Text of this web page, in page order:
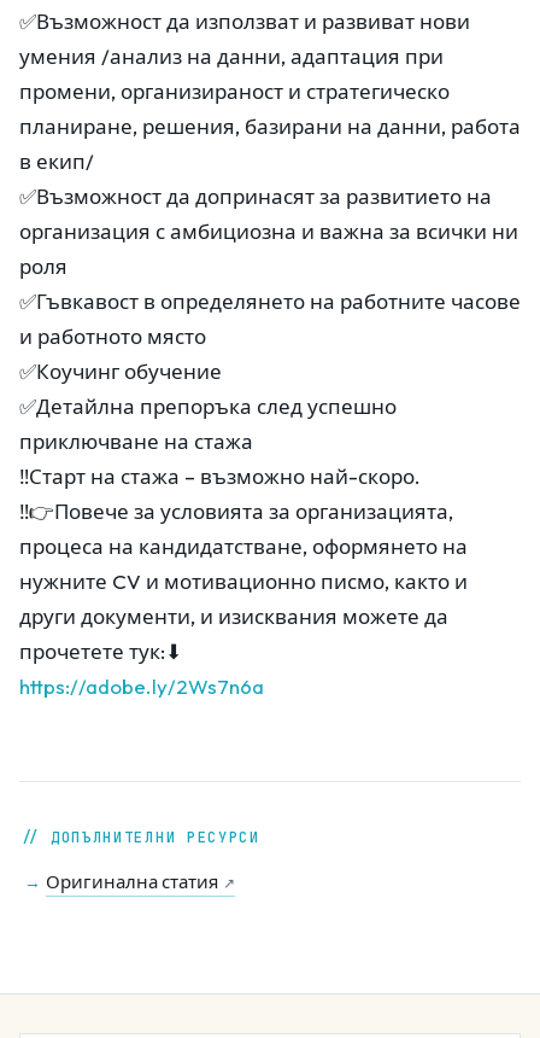
✅Възможност да използват и развиват нови
умения /анализ на данни, адаптация при
промени, организираност и стратегическо
планиране, решения, базирани на данни, работа
в екип/
✅Възможност да допринасят за развитието на
организация с амбициозна и важна за всички ни
роля
✅Гъвкавост в определянето на работните часове
и работното място
✅Коучинг обучение
✅Детайлна препоръка след успешно
приключване на стажа
‼Старт на стажа – възможно най-скоро.
‼👉Повече за условията за организацията,
процеса на кандидатстване, оформянето на
нужните CV и мотивационно писмо, както и
други документи, и изисквания можете да
прочетете тук:⬇
https://adobe.ly/2Ws7n6a
// ДОПЪЛНИТЕЛНИ РЕСУРСИ
→ Оригинална статия ↗